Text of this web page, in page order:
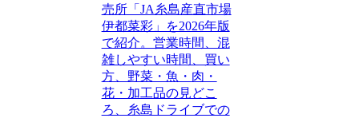
売所「JA糸島産直市場
伊都菜彩」を2026年版
で紹介。営業時間、混
雑しやすい時間、買い
方、野菜・魚・肉・
花・加工品の見どこ
ろ、糸島ドライブでの